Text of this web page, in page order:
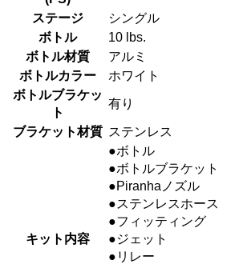
ステージ
シングル
ボトル
10 lbs.
ボトル材質
アルミ
ボトルカラー
ホワイト
ボトルブラケッ
ト
有り
ブラケット材質 ステンレス
キット内容
●ボトル
●ボトルブラケット
●Piranhaノズル
●ステンレスホース
●フィッティング
●ジェット
●リレー